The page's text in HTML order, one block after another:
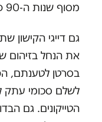
מסוף שנות ה-90 פיצויים גבוהים לתובעים.
גם דייגי הקישון
את הנחל בזיהום
בסרטן לטענתם,
לשלם סכומי עתק
הטייקונים. גם